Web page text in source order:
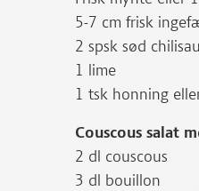
5-7 cm frisk
2 spsk sød
1 lime
1 tsk honning
Couscous salat
2 dl couscous
3 dl bouillon